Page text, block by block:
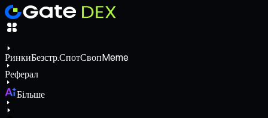
РинкиБезстр.СпотСвопMeme
Реферал
Більше